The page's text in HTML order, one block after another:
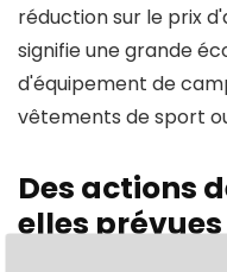
réduction sur le prix
signifie une grande
d'équipement de
vêtements de sport
Des actions
elles